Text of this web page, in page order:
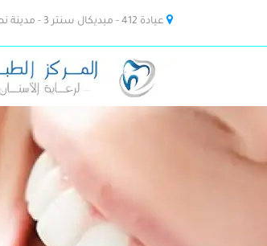
عيادة 412 - ميديكال سنتر 3 - مدينة نصر